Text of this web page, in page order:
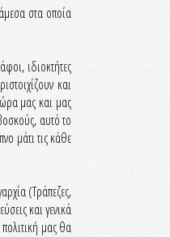
στα οποία
ιδιοκτήτες
και
μας και μας
αυτό το
μάτι τις κάθε
(Τράπεζες,
και γενικά
μας θα